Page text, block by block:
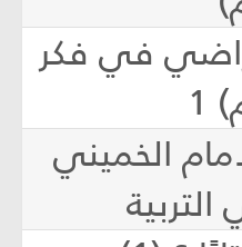
في فكر
الخميني